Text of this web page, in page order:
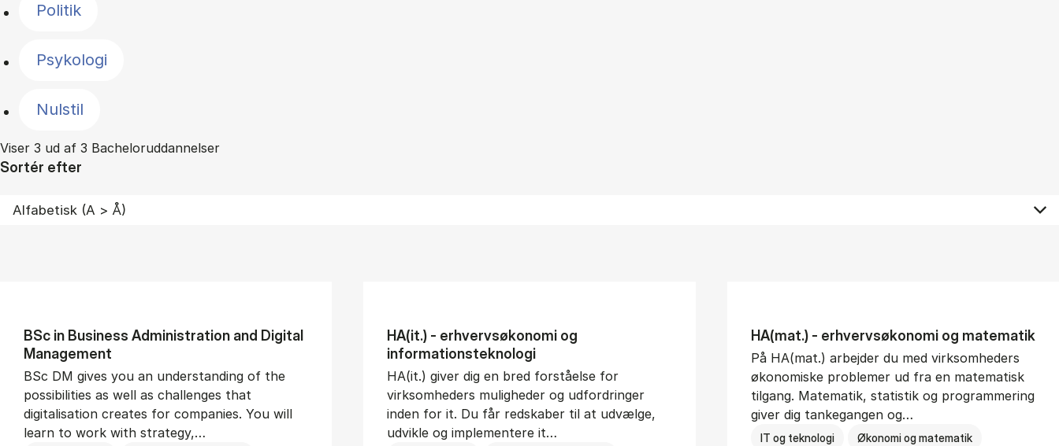
Politik
Psykologi
Nulstil
Viser 3 ud af 3 Bacheloruddannelser
Sortér efter
BSc in Busi­ness Ad­min­is­tra­tion and Di­git­al
Man­age­ment
BSc DM gives you an understanding of the
possibilities as well as challenges that
digitalisation creates for companies. You will
learn to work with strategy,…
HA(it.) - erhvervs­økonomi og
informations­teknologi
HA(it.) giver dig en bred forståelse for
virksomheders muligheder og udfordringer
inden for it. Du får redskaber til at udvælge,
udvikle og implementere it…
HA(mat.) - erhvervs­økonomi og ma­te­ma­tik
På HA(mat.) arbejder du med virksomheders
økonomiske problemer ud fra en matematisk
tilgang. Matematik, statistik og programmering
giver dig tankegangen og…
IT og teknologi Økonomi og matematik